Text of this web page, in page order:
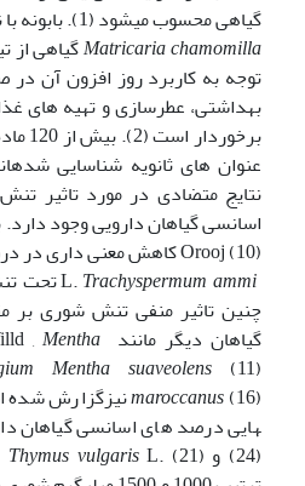
گیاهی محسوب می­شود (1). بابونه با نام علمی
Matricaria chamomillaگیاهی از
توجه به کاربرد روز افزون آن در
بهداشتی، عطرسازی و تهیه های
عنوان های ثانویه شناسایی شده
نتایج متضادی در مورد تاثیر
Orooj (10) کاهش معنی داری در درصد روغن­های اسانسی­­ گیاه
L.
Trachyspermum ammi
تحت
چنین تاثیر منفی تنش شوری بر
گیاهان دیگر مانند L.,
,Mentha
Mentha suaveolens(11) و Ball
maroccanus(16) نیزگزارش
هایی درصد های اسانسی گیاهان
(24) و
Thymus vulgaris